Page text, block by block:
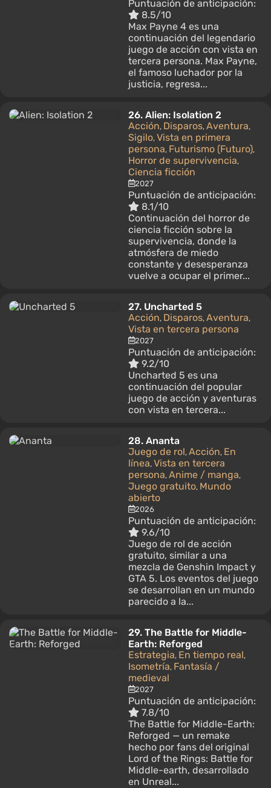
Puntuación de anticipación:
8.5/10
Max Payne 4 es una
continuación del legendario
juego de acción con vista en
tercera persona. Max Payne,
el famoso luchador por la
justicia, regresa...
26. Alien: Isolation 2
Acción, Disparos, Aventura,
Sigilo, Vista en primera
persona, Futurismo (Futuro),
Horror de supervivencia,
Ciencia ficción
2027
Puntuación de anticipación:
8.1/10
Continuación del horror de
ciencia ficción sobre la
supervivencia, donde la
atmósfera de miedo
constante y desesperanza
vuelve a ocupar el primer...
27. Uncharted 5
Acción, Disparos, Aventura,
Vista en tercera persona
2027
Puntuación de anticipación:
9.2/10
Uncharted 5 es una
continuación del popular
juego de acción y aventuras
con vista en tercera...
28. Ananta
Juego de rol, Acción, En
línea, Vista en tercera
persona, Anime / manga,
Juego gratuito, Mundo
abierto
2026
Puntuación de anticipación:
9.6/10
Juego de rol de acción
gratuito, similar a una
mezcla de Genshin Impact y
GTA 5. Los eventos del juego
se desarrollan en un mundo
parecido a la...
29. The Battle for Middle-
Earth: Reforged
Estrategia, En tiempo real,
Isometría, Fantasía /
medieval
2027
Puntuación de anticipación:
7.8/10
The Battle for Middle-Earth:
Reforged — un remake
hecho por fans del original
Lord of the Rings: Battle for
Middle-earth, desarrollado
en Unreal...